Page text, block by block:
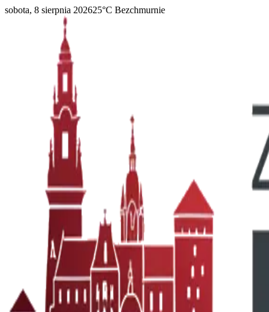
sobota, 8 sierpnia 202625°C Bezchmurnie